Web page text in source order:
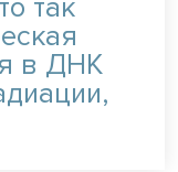
так
в ДНК